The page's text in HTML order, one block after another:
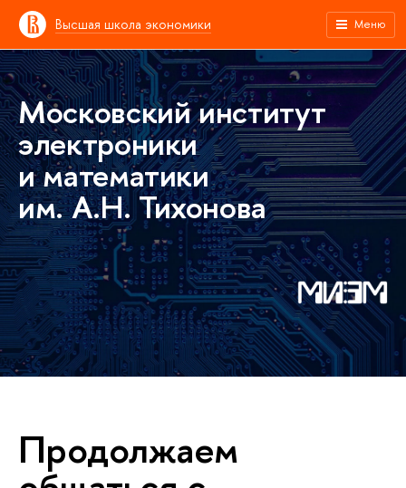
Высшая школа экономики Меню
Московский институт
электроники
и математики
им. А.Н. Тихонова
Продолжаем